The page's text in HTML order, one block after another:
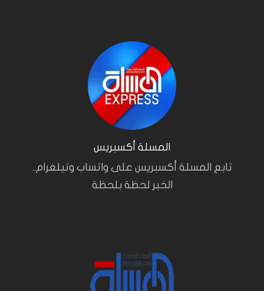
المسلة أكسبريس
تابع المسلة أكسبريس على واتساب وتيلغرام..
الخبر لحظة بلحظة